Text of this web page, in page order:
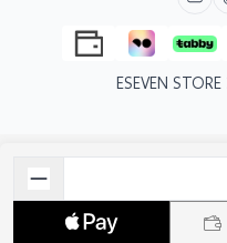
ESEVEN STORE